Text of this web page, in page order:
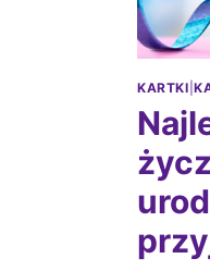
KARTKI |